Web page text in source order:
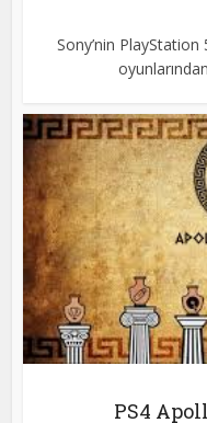
Sony’nin
PS4